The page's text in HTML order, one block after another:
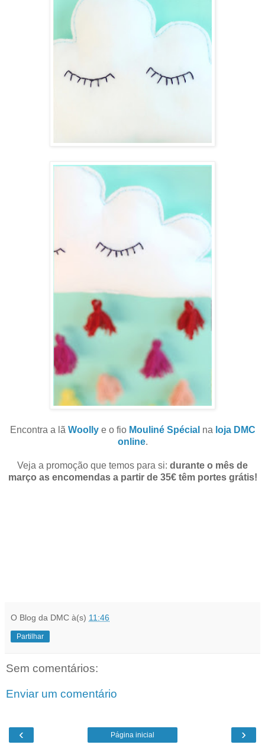
Encontra a lã Woollye o fio Mouliné Spécial na loja DMC
online.
Veja a promoção que temos para si: durante o mês de
março as encomendas a partir de 35€ têm portes grátis!
O Blog da DMC à(s) 11:46
Partilhar
Sem comentários:
Enviar um comentário
‹ ›
Página inicial